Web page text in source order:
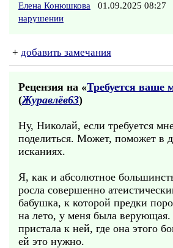
Елена Конюшкова 01.09.2025 08:27
нарушении
+ добавить замечания
Рецензия на «Требуется ваше
(Журавлёв63)
Ну, Николай, если требуется
поделиться. Может, поможет в
исканиях.
Я, как и абсолютное
росла совершенно
бабушка, к которой предки
на лето, у меня была
пристала к ней, где она этого
ей это нужно.